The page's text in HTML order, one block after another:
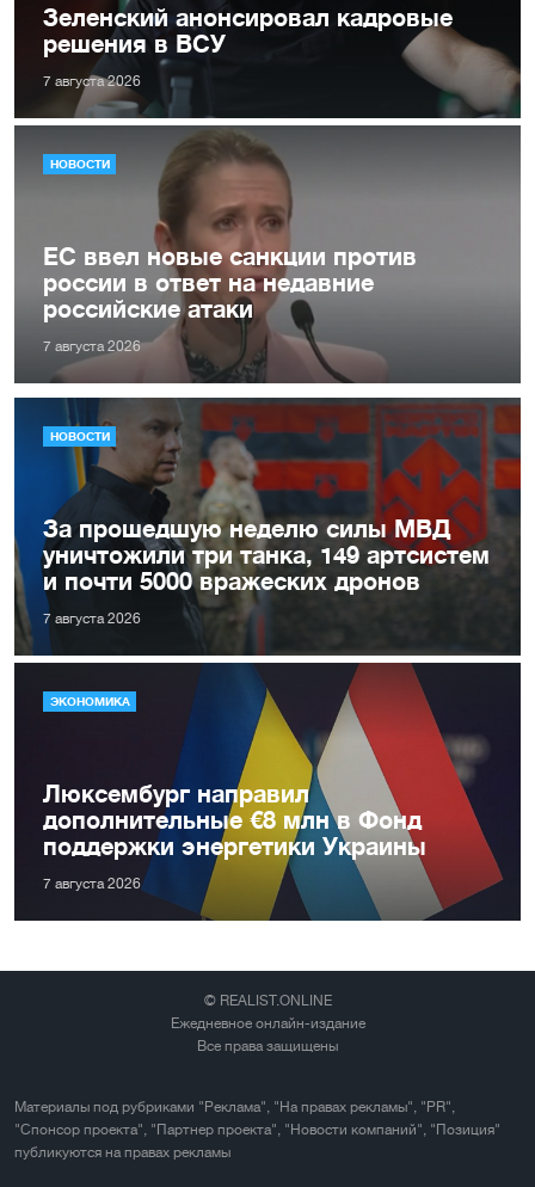
Зеленский анонсировал кадровые
решения в ВСУ
7 августа 2026
НОВОСТИ
ЕС ввел новые санкции против
россии в ответ на недавние
российские атаки
7 августа 2026
НОВОСТИ
За прошедшую неделю силы МВД
уничтожили три танка, 149 артсистем
и почти 5000 вражеских дронов
7 августа 2026
ЭКОНОМИКА
Люксембург направил
дополнительные €8 млн в Фонд
поддержки энергетики Украины
7 августа 2026
© REALIST.ONLINE
Ежедневное онлайн-издание
Все права защищены
Материалы под рубриками "Реклама", "На правах рекламы", "PR",
"Спонсор проекта", "Партнер проекта", "Новости компаний", "Позиция"
публикуются на правах рекламы